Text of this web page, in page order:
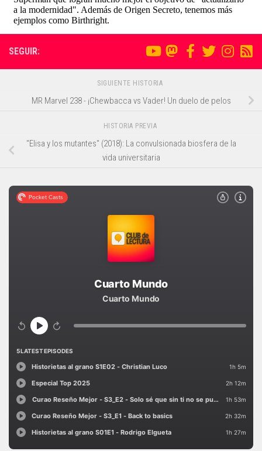
SEGUIR:
SIGUIENTE HISTORIA
MR Marvel 238 - ¡Chewbacca vs Vader! Un duelo de pelos
HISTORIA PREVIA
"Elisa y los mutantes" (2018): La convulsionada biosfera de la
vida universitaria